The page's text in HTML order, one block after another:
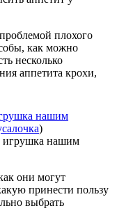
плохого
как можно
несколько
аппетита крохи,
нашим
)
они могут
принести пользу
выбрать